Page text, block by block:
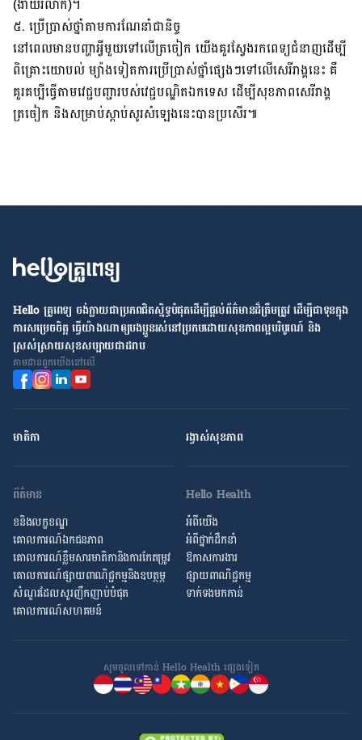
៥. ប្រើ​ប្រាស់​ថ្នាំ​តាម​ការ​ណែ​នាំ​ជា​និច្ច
នៅ​ពេល​មាន​បញ្ហា​អ្វី​មួយ​​ទៅ​លើ​ត្រចៀក យើង​​គួរ​ស្វែង​រក​ពេទ្យ​ជំនាញ​​​ដើម្បី​
ពិគ្រោះ​យោបល់ ម្យ៉ាង​ទៀត​ការ​ប្រើ​ប្រាស់​ថ្នាំ​ផ្សេង​ៗ​ទៅ​លើ​សេរីរាង្គ​នេះ គឺ​
គួរ​គប្បី​ធ្វើ​តាម​វេជ្ជបញ្ជា​របស់​​​​វេជ្ជបណ្ឌិត​ឯកទេស ដើម្បី​សុខភាព​​សេរីរាង្គ​
ត្រចៀក និង​សម្រាប់​ស្តាប់​សូរ​សំឡេង​នេះ​បាន​ប្រសើរ​៕ ​​​​
Hello គ្រូពេទ្យ ​ចង់​ក្លាយ​ជា​ប្រភព​ជិតស្និទ្ធបំផុតដើម្បី​ផ្ដល់​ព័ត៌មាន​ដ៏​ត្រឹមត្រូវ​ ដើម្បី​ជា​ទុន​ក្នុង​
ការ​សម្រេច​ចិត្ត ធ្វើ​យ៉ាង​ណា​ឲ្យ​បងប្អូន​រស់នៅ​ប្រកប​ដោយ​សុខភាព​ល្អ​បរិបូរណ៍ និង​
ស្រស់ស្រាយ​សុខសប្បាយ​ជា​ដរាប
តាម​ដាន​ពួក​យើង​នៅ​លើ
មាតិកា រង្វាស់​សុខភាព
ព័ត៌មាន
ខនិងលក្ខខណ្ឌ
គោលការណ៍ឯកជនភាព
គោលការណ៍​ខ្លឹម​សារ​មាតិកា​និង​ការ​កែតម្រូវ
គោលការណ៍ផ្សាយពាណិជ្ជកម្មនិងឧបត្ថម្ភ
សំណួរ​ដែល​សួរ​ញឹកញាប់​បំផុត
គោលការណ៍​សហគមន៍
Hello Health
អំពីយើង
អំពី​ថ្នាក់ដឹកនាំ
ឱកាស​ការងារ
ផ្សាយពាណិជ្ជកម្ម
ទាក់ទងមកកាន់
សូមចូល​ទៅកាន់ Hello Health ផ្សេង​ទៀត